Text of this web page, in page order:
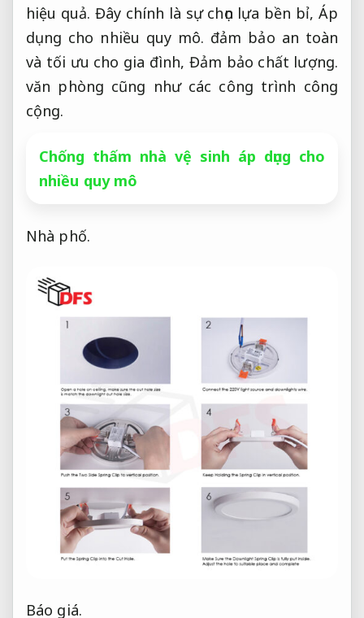
hiệu quả. Đây chính là sự chọn lựa bền bỉ, Áp
dụng cho nhiều quy mô. đảm bảo an toàn
và tối ưu cho gia đình, Đảm bảo chất lượng.
văn phòng cũng như các công trình công
cộng.
Chống thấm nhà vệ sinh áp dụng cho
nhiều quy mô
Nhà phố.
Báo giá.